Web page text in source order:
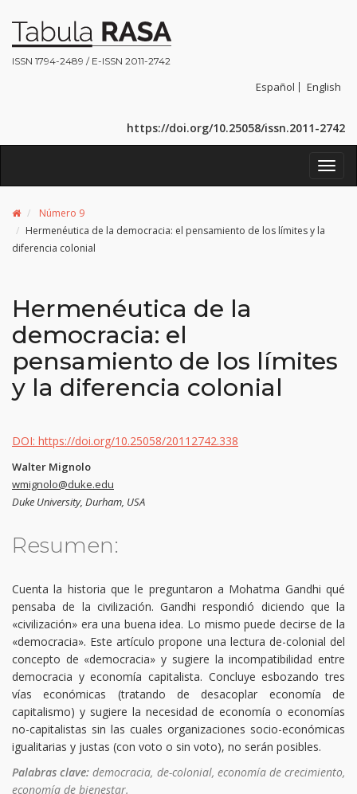
ISSN 1794-2489 / E-ISSN 2011-2742
Español English
https://doi.org/10.25058/issn.2011-2742
Número 9
Hermenéutica de la democracia: el pensamiento de los límites y la
diferencia colonial
Hermenéutica de la
democracia: el
pensamiento de los límites
y la diferencia colonial
DOI: https://doi.org/10.25058/20112742.338
Walter Mignolo
wmignolo@duke.edu
Duke University, Durham, USA
Resumen:
Cuenta la historia que le preguntaron a Mohatma Gandhi qué
pensaba de la civilización. Gandhi respondió diciendo que la
«civilización» era una buena idea. Lo mismo puede decirse de la
«democracia». Este artículo propone una lectura de-colonial del
concepto de «democracia» y sugiere la incompatibilidad entre
democracia y economía capitalista. Concluye esbozando tres
vías económicas (tratando de desacoplar economía de
capitalismo) y sugiere la necesidad de economía o economías
no-capitalistas sin las cuales organizaciones socio-económicas
igualitarias y justas (con voto o sin voto), no serán posibles.
Palabras clave: democracia, de-colonial, economía de crecimiento,
economía de bienestar.